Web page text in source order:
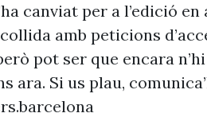
canviat per a l’edició
amb peticions
pot ser que encara
ara. Si us plau,